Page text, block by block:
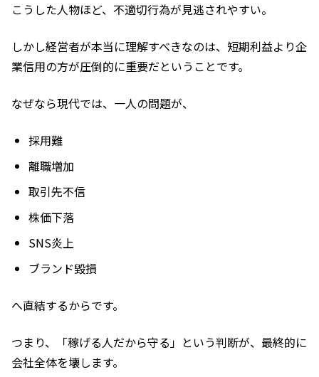
こうした人物ほど、不適切行為が見逃されやすい。
しかし経営者が本当に理解すべきなのは、短期利益より企
業信用の方が圧倒的に重要だということです。
なぜなら現代では、一人の問題が、
採用難
離職増加
取引先不信
株価下落
SNS炎上
ブランド毀損
へ直結するからです。
つまり、「稼げる人だから守る」という判断が、最終的に
会社全体を壊します。